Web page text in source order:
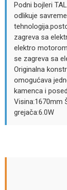
Podni bojleri
odlikuje
zagreva sa
elektro
se zagreva sa
Originalna
omogućava
kamenca i
Visina:1670mm
grejača:6.0W